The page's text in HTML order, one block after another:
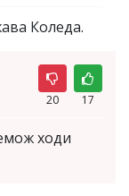
Коледа.
20 17
ходи